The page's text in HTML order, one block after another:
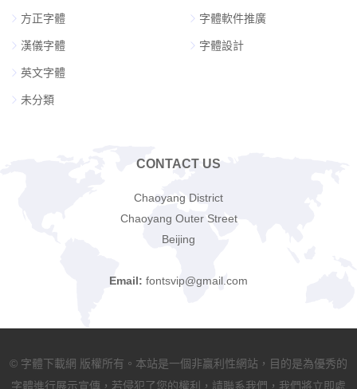
方正字體
漢儀字體
英文字體
未分類
字體軟件推廣
字體設計
CONTACT US
Chaoyang District
Chaoyang Outer Street
Beijing
Email: fontsvip@gmail.com
© 字體下載網 版權所有。本站是一個非贏利性網站，目的是為優秀的
字體進行展示宣傳，若侵犯了您的權利，請聯系我們，我們將立即處